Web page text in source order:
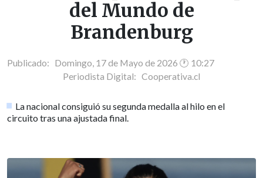
del Mundo de
Brandenburg
Publicado: Domingo, 17 de Mayo de 2026 🕐 10:27
Periodista Digital: Cooperativa.cl
La nacional consiguió su segunda medalla al hilo en el
circuito tras una ajustada final.